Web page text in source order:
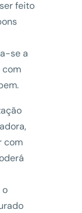
feito
se a
com